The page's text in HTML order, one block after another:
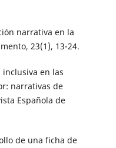
narrativa en la
23(1), 13-24.
inclusiva en las
narrativas de
Española de
de una ficha de